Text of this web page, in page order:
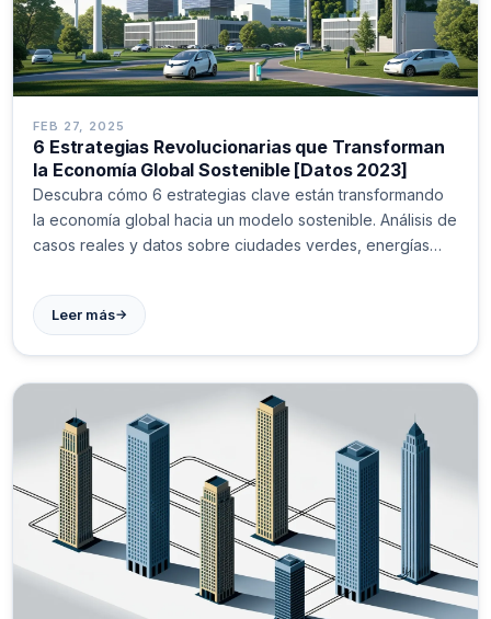
FEB 27, 2025
6 Estrategias Revolucionarias que Transforman
la Economía Global Sostenible [Datos 2023]
Descubra cómo 6 estrategias clave están transformando
la economía global hacia un modelo sostenible. Análisis de
casos reales y datos sobre ciudades verdes, energías
Leer más→